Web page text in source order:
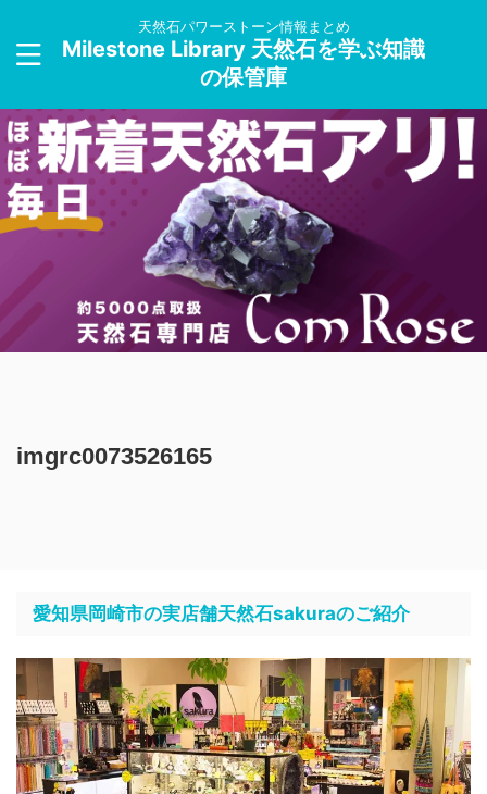
天然石パワーストーン情報まとめ
Milestone Library 天然石を学ぶ知識
の保管庫
imgrc0073526165
愛知県岡崎市の実店舗天然石sakuraのご紹介